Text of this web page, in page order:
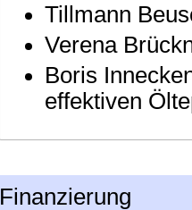
Tillmann
Verena
Boris
effektiven
Finanzierung